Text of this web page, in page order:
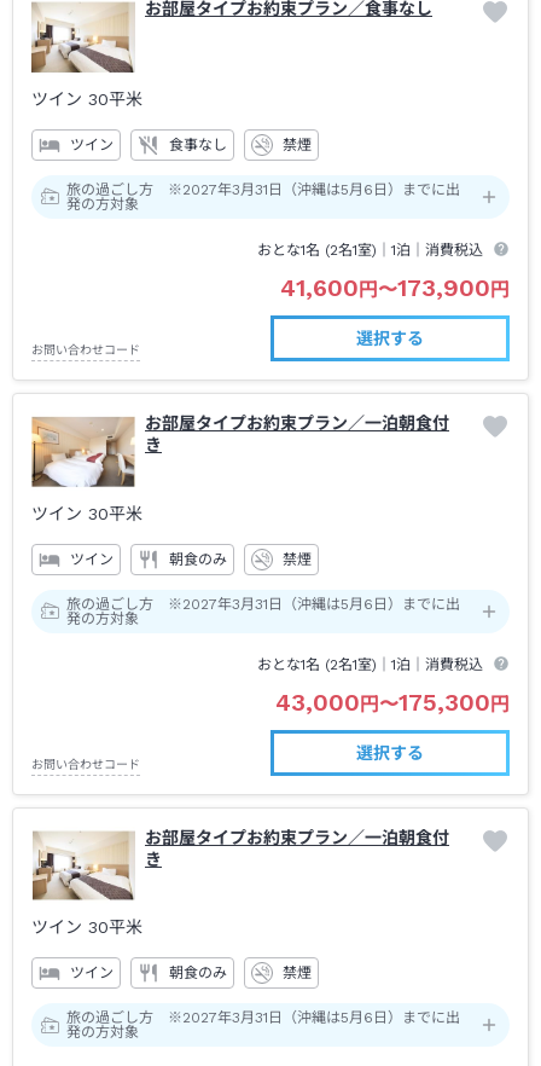
お部屋タイプお約束プラン／食事なし
ツイン 30平米
ツイン 食事なし 禁煙
旅の過ごし方 ※2027年3月31日（沖縄は5月6日）までに出
発の方対象
おとな1名 (2名1室)｜1泊 ｜消費税込
41,600円〜173,900円
お問い合わせコード
選択する
お部屋タイプお約束プラン／一泊朝食付
き
ツイン 30平米
ツイン 朝食のみ 禁煙
旅の過ごし方 ※2027年3月31日（沖縄は5月6日）までに出
発の方対象
おとな1名 (2名1室)｜1泊 ｜消費税込
43,000円〜175,300円
お問い合わせコード
選択する
お部屋タイプお約束プラン／一泊朝食付
き
ツイン 30平米
ツイン 朝食のみ 禁煙
旅の過ごし方 ※2027年3月31日（沖縄は5月6日）までに出
発の方対象